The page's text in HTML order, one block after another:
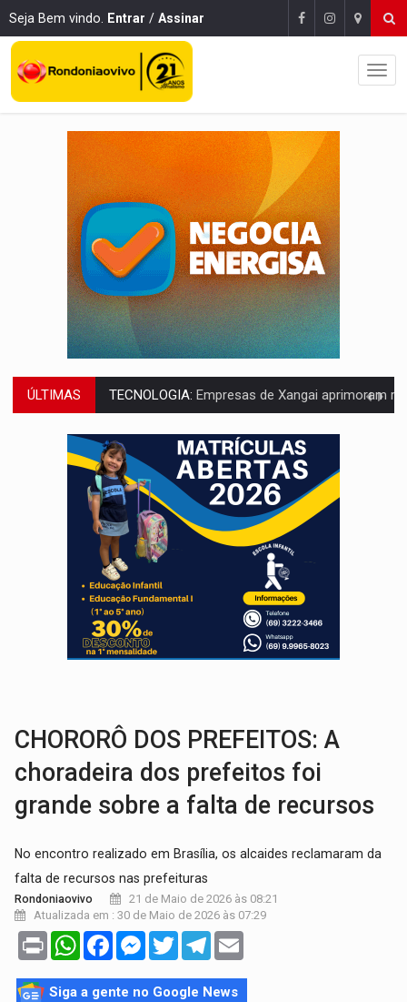
Seja Bem vindo. Entrar / Assinar
ÚLTIMAS PROTEGE A TERRA:China descobre como explodir asteroide com bomba
VÍDEO:Motociclista morre após bater na traseira de
PARECE UM NUGGET: Essa receita com frango virou o meu
EMPREENDEDORISMO:7 negócios que podem começar com pouco dinheiro e
GIGANTE DA AMÉRICA: Brasil reúne dimensão continental e posição
INDEPENDÊNCIA: 10 dicas importantes para quem quer
VARCENA: Cientistas descobrem nova espécie de rã em florestas
BARGANHA: Vai comprar celular usado? Veja como consultar o
TECNOLOGIA:
CHORORÔ DOS PREFEITOS: A
choradeira dos prefeitos foi
grande sobre a falta de recursos
No encontro realizado em Brasília, os alcaides reclamaram da
falta de recursos nas prefeituras
Rondoniaovivo
21 de Maio de 2026 às 08:21
Atualizada em : 30 de Maio de 2026 às 07:29
Print WhatsAppFacebookMessenger
TwitterTelegram
Siga a gente no Google News